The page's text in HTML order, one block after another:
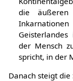
die äußeren
der Mensch
spricht, in der
Danach steigt